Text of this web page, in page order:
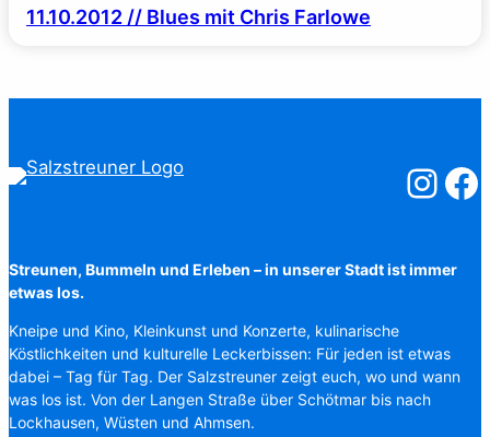
11.10.2012 // Blues mit Chris Farlowe
Streunen, Bummeln und Erleben – in unserer Stadt ist immer
etwas los.
Kneipe und Kino, Kleinkunst und Konzerte, kulinarische
Köstlichkeiten und kulturelle Leckerbissen: Für jeden ist etwas
dabei – Tag für Tag. Der Salzstreuner zeigt euch, wo und wann
was los ist. Von der Langen Straße über Schötmar bis nach
Lockhausen, Wüsten und Ahmsen.